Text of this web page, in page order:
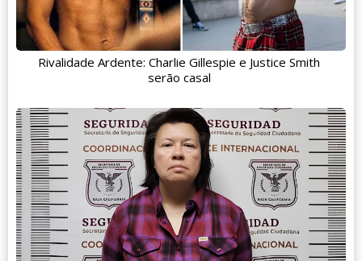
Rivalidade Ardente: Charlie Gillespie e Justice Smith
serão casal